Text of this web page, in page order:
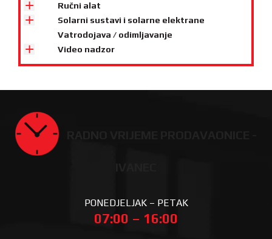
Ručni alat
Solarni sustavi i solarne elektrane
Vatrodojava / odimljavanje
Video nadzor
PONEDJELJAK – PETAK
07:00 – 16:00